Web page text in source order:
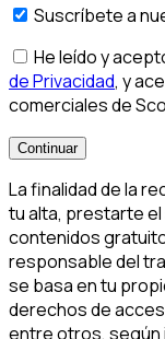
Suscríbete a
He leído y
de Privacidad, y
comerciales de
Continuar
La finalidad de la
tu alta, prestarte
contenidos
responsable del
se basa en tu
derechos de
entre otros, según